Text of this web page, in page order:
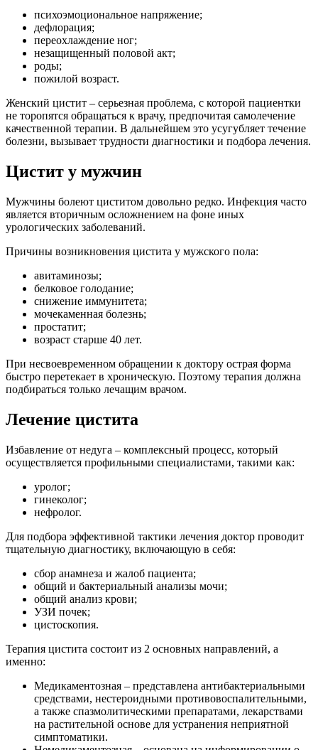
психоэмоциональное напряжение;
дефлорация;
переохлаждение ног;
незащищенный половой акт;
роды;
пожилой возраст.
Женский цистит – серьезная проблема, с которой пациентки
не торопятся обращаться к врачу, предпочитая самолечение
качественной терапии. В дальнейшем это усугубляет течение
болезни, вызывает трудности диагностики и подбора лечения.
Цистит у мужчин
Мужчины болеют циститом довольно редко. Инфекция часто
является вторичным осложнением на фоне иных
урологических заболеваний.
Причины возникновения цистита у мужского пола:
авитаминозы;
белковое голодание;
снижение иммунитета;
мочекаменная болезнь;
простатит;
возраст старше 40 лет.
При несвоевременном обращении к доктору острая форма
быстро перетекает в хроническую. Поэтому терапия должна
подбираться только лечащим врачом.
Лечение цистита
Избавление от недуга – комплексный процесс, который
осуществляется профильными специалистами, такими как:
уролог;
гинеколог;
нефролог.
Для подбора эффективной тактики лечения доктор проводит
тщательную диагностику, включающую в себя:
сбор анамнеза и жалоб пациента;
общий и бактериальный анализы мочи;
общий анализ крови;
УЗИ почек;
цистоскопия.
Терапия цистита состоит из 2 основных направлений, а
именно:
Медикаментозная – представлена антибактериальными
средствами, нестероидными противовоспалительными,
а также спазмолитическими препаратами, лекарствами
на растительной основе для устранения неприятной
симптоматики.